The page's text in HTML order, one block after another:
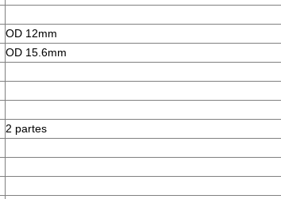
OD 12mm
OD 15.6mm
2 partes